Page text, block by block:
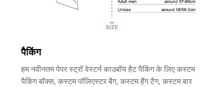
पैकिंग
हम नवीनतम पेपर स्ट्रॉ वेस्टर्न काउबॉय हैट पैकिंग के लिए कस्टम
पैकिंग बॉक्स, कस्टम पॉलिएस्टर बैग, कस्टम हैंग टैग, कस्टम बार